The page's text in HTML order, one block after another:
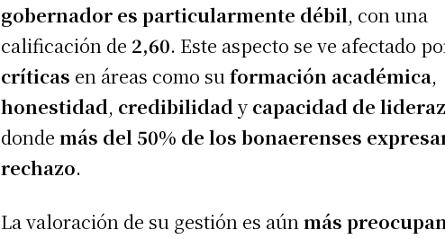
gobernador es particularmente débil, con una
calificación de 2,60. Este aspecto se ve afectado
críticas en áreas como suformación académica,
honestidad, credibilidad y capacidad de
dondemás del 50% de los bonaerenses
rechazo.
La valoración de su gestión es aúnmás